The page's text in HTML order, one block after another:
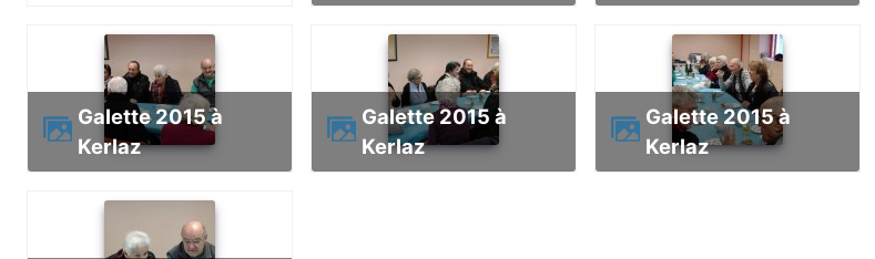
Galette 2015 à
Kerlaz
Galette 2015 à
Kerlaz
Galette 2015 à
Kerlaz